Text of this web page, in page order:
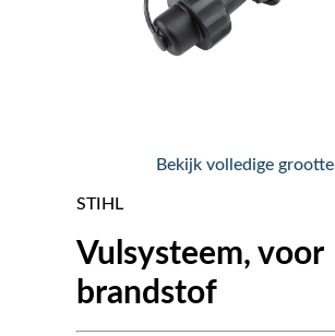
Vacatures
Bekijk volledige grootte
STIHL
Vulsysteem, voor
brandstof